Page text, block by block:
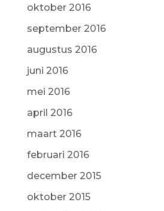
oktober 2016
september 2016
augustus 2016
juni 2016
mei 2016
april 2016
maart 2016
februari 2016
december 2015
oktober 2015